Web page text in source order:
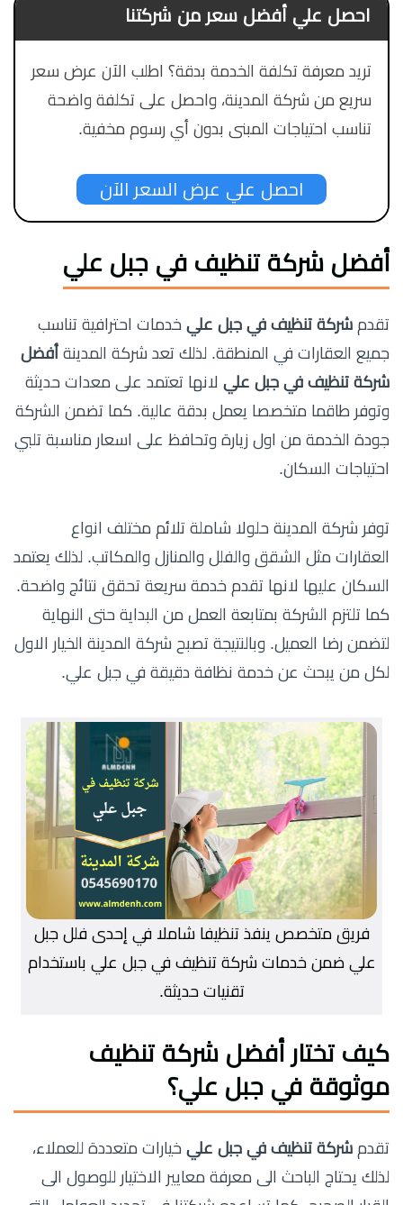
احصل علي أفضل سعر من شركتنا
تريد معرفة تكلفة الخدمة بدقة؟ اطلب الآن عرض سعر
سريع من شركة المدينة، واحصل على تكلفة واضحة
تناسب احتياجات المبنى بدون أي رسوم مخفية.
احصل علي عرض السعر الآن
أفضل شركة تنظيف في جبل علي
تقدم شركة تنظيف في جبل علي خدمات احترافية تناسب
جميع العقارات في المنطقة. لذلك تعد شركة المدينة أفضل
شركة تنظيف في جبل علي لانها تعتمد على معدات حديثة
وتوفر طاقما متخصصا يعمل بدقة عالية. كما تضمن الشركة
جودة الخدمة من اول زيارة وتحافظ على اسعار مناسبة تلبي
احتياجات السكان.
توفر شركة المدينة حلولا شاملة تلائم مختلف انواع
العقارات مثل الشقق والفلل والمنازل والمكاتب. لذلك يعتمد
السكان عليها لانها تقدم خدمة سريعة تحقق نتائج واضحة.
كما تلتزم الشركة بمتابعة العمل من البداية حتى النهاية
لتضمن رضا العميل. وبالنتيجة تصبح شركة المدينة الخيار الاول
لكل من يبحث عن خدمة نظافة دقيقة في جبل علي.
فريق متخصص ينفذ تنظيفا شاملا في إحدى فلل جبل
علي ضمن خدمات شركة تنظيف في جبل علي باستخدام
تقنيات حديثة.
كيف تختار أفضل شركة تنظيف
موثوقة في جبل علي؟
تقدم شركة تنظيف في جبل علي خيارات متعددة للعملاء،
لذلك يحتاج الباحث الى معرفة معايير الاختيار للوصول الى